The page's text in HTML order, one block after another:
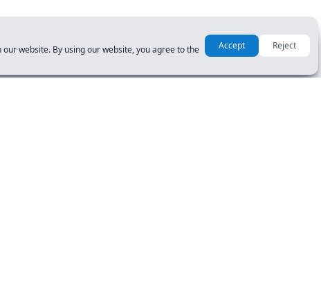
website. By using our website, you agree to the
Accept Reject